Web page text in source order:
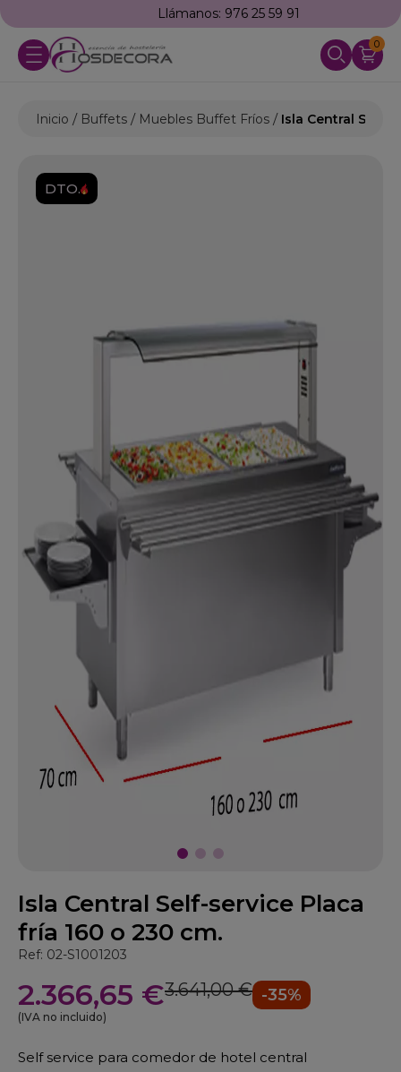
Llámanos: 976 25 59 91
0
Inicio Buffets Muebles Buffet Fríos Isla Central Self-
DTO.
Isla Central Self-service Placa
fría 160 o 230 cm.
Ref: 02-S1001203
2.366,65 €3.641,00 € -35%
(IVA no incluido)
Self service para comedor de hotel central